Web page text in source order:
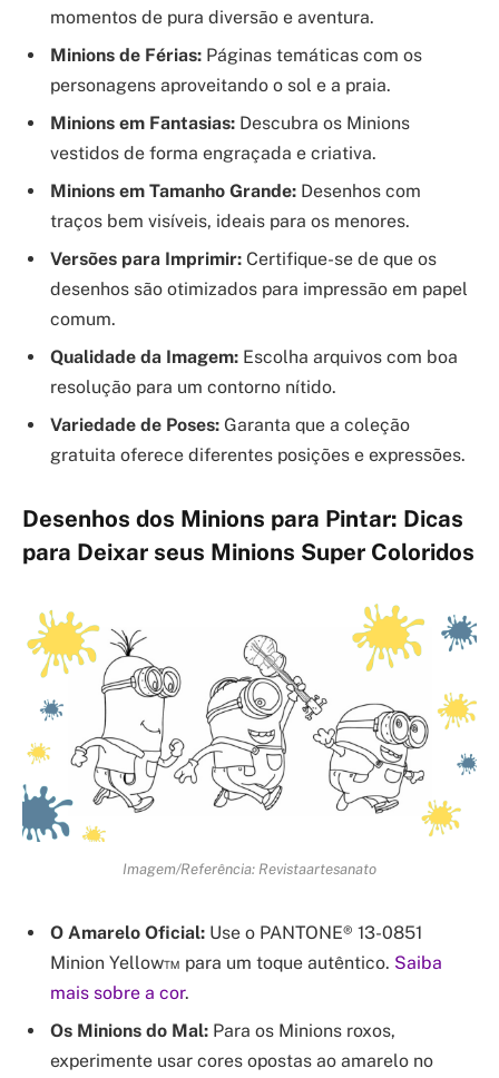
momentos de pura diversão e aventura.
Minions de Férias: Páginas temáticas com os
personagens aproveitando o sol e a praia.
Minions em Fantasias: Descubra os Minions
vestidos de forma engraçada e criativa.
Minions em Tamanho Grande: Desenhos com
traços bem visíveis, ideais para os menores.
Versões para Imprimir: Certifique-se de que os
desenhos são otimizados para impressão em papel
comum.
Qualidade da Imagem: Escolha arquivos com boa
resolução para um contorno nítido.
Variedade de Poses: Garanta que a coleção
gratuita oferece diferentes posições e expressões.
Desenhos dos Minions para Pintar: Dicas
para Deixar seus Minions Super Coloridos
Imagem/Referência: Revistaartesanato
O Amarelo Oficial: Use o PANTONE® 13-0851
Minion Yellow™ para um toque autêntico. Saiba
mais sobre a cor.
Os Minions do Mal: Para os Minions roxos,
experimente usar cores opostas ao amarelo no